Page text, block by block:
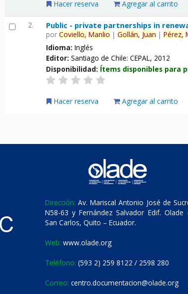
Hacer reserva Agregar al carrito
2. Public - private partnerships in
porCoviello, Manlio |Gollán, Juan |Pérez,
Idioma:Inglés
Editor:Santiago de Chile: CEPAL, 2012
Disponibilidad: Ítems disponibles para
Hacer reserva Agregar al carrito
Dirección: Av. Mariscal Antonio José de
N58-63 y Fernández Salvador Edif. Olade
San Carlos, Quito – Ecuador.
Web: www.olade.org
Teléfono: (593 2) 259 8122 / 2598 280
Correo: centro.documentacion@olade.org